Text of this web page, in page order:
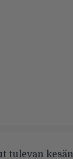
tulevan kesän